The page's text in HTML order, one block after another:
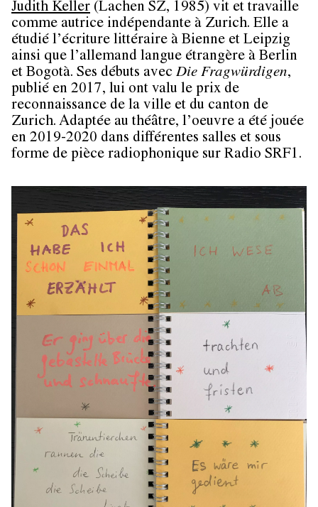
Judith Keller (Lachen SZ, 1985) vit et travaille
comme autrice indépendante à Zurich. Elle a
étudié l’écriture littéraire à Bienne et Leipzig
ainsi que l’allemand langue étrangère à Berlin
et Bogotà. Ses débuts avec Die Fragwürdigen,
publié en 2017, lui ont valu le prix de
reconnaissance de la ville et du canton de
Zurich. Adaptée au théâtre, l’oeuvre a été jouée
en 2019-2020 dans différentes salles et sous
forme de pièce radiophonique sur Radio SRF1.